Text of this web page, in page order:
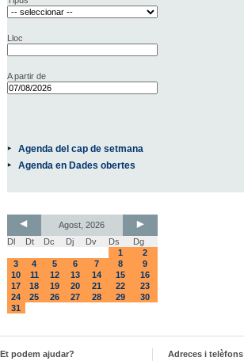
Lloc
A partir de
Agenda del cap de setmana
Agenda en Dades obertes
Agost, 2026
Dl
Dt Dc Dj Dv Ds
Dg
1
2
3
4 5 6 7 8
9
10
11 12 13 14 15
16
17
18 19 20 21 22
23
24
25 26 27 28 29
30
31
Et podem ajudar?
Adreces i telèfons